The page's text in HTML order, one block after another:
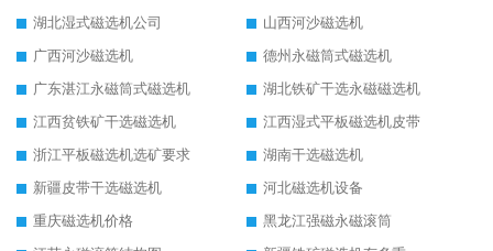
湖北湿式磁选机公司
山西河沙磁选机
广西河沙磁选机
德州永磁筒式磁选机
广东湛江永磁筒式磁选机
湖北铁矿干选永磁磁选机
江西贫铁矿干选磁选机
江西湿式平板磁选机皮带
浙江平板磁选机选矿要求
湖南干选磁选机
新疆皮带干选磁选机
河北磁选机设备
重庆磁选机价格
黑龙江强磁永磁滚筒